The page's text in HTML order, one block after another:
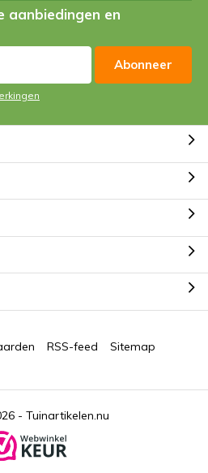
aanbiedingen en
Abonneer
- Tuinartikelen.nu
RSS-feed Sitemap